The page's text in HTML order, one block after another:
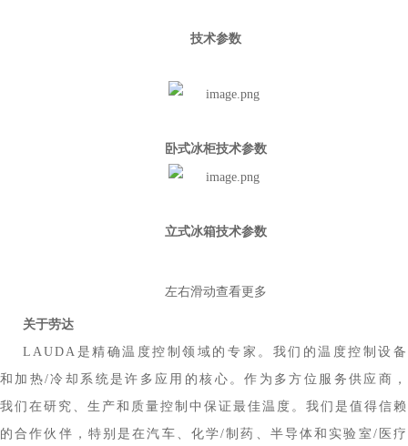
技术参数
卧式冰柜技术参数
立式冰箱技术参数
左右滑动查看更多
关于劳达
LAUDA是精确温度控制领域的专家。我们的温度控制设备
和加热/冷却系统是许多应用的核心。作为多方位 服务供应商，
我们在研究、生产和质量控制中保证最佳温度。我们是值得信赖
的合作伙伴，特别是在汽车、化学/制药、半导体和实验室/医疗